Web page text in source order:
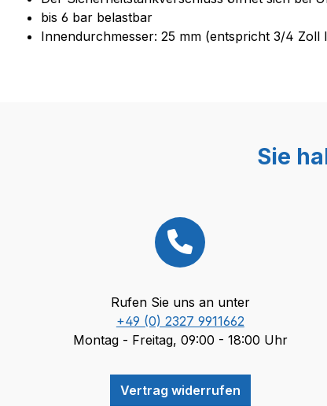
bis 6 bar belastbar
Innendurchmesser: 25 mm (entspricht 3/4 Zoll
Sie
Rufen Sie uns an unter
+49 (0) 2327 9911662
Montag - Freitag, 09:00 - 18:00 Uhr
Vertrag widerrufen